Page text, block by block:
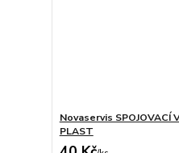
Novaservis SPOJOVACÍ
PLAST